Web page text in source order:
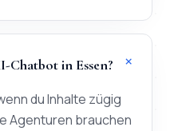
Chatbot in Essen? +
du Inhalte zügig
Agenturen brauchen